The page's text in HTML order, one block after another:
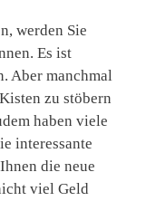
werden Sie
Es ist
Aber manchmal
zu stöbern
haben viele
interessante
die neue
viel Geld